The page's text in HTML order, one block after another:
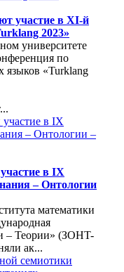
участие в XI-й
2023»
университете
по
языков «Turklang
в IX
– Онтологии
математики
– Теории» (ЗОНT-
ак...